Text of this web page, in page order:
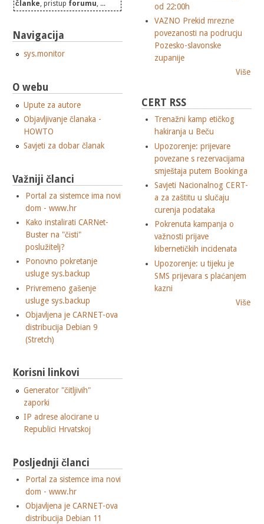
članke, pristup forumu, ...
Navigacija
sys.monitor
O webu
Upute za autore
Objavljivanje članaka -
HOWTO
Savjeti za dobar članak
Važniji članci
Portal za sistemce ima novi
dom - www.hr
Kako instalirati CARNet-
Buster na "čisti"
poslužitelj?
Ponovno pokretanje
usluge sys.backup
Privremeno gašenje
usluge sys.backup
Objavljena je CARNET-ova
distribucija Debian 9
(Stretch)
Korisni linkovi
Generator "čitljivih"
zaporki
IP adrese alocirane u
Republici Hrvatskoj
Posljednji članci
Portal za sistemce ima novi
dom - www.hr
Objavljena je CARNET-ova
distribucija Debian 11
od 22:00h
VAZNO Prekid mrezne
povezanosti na podrucju
Pozesko-slavonske
zupanije
Više
CERT RSS
Trenažni kamp etičkog
hakiranja u Beču
Upozorenje: prijevare
povezane s rezervacijama
smještaja putem Bookinga
Savjeti Nacionalnog CERT-
a za zaštitu u slučaju
curenja podataka
Pokrenuta kampanja o
važnosti prijave
kibernetičkih incidenata
Upozorenje: u tijeku je
SMS prijevara s plaćanjem
kazni
Više